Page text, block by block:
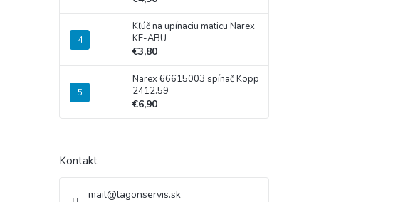
Kľúč na upínaciu maticu Narex
KF-ABU
€3,80
Narex 66615003 spínač Kopp
2412.59
€6,90
Kontakt
mail@lagonservis.sk